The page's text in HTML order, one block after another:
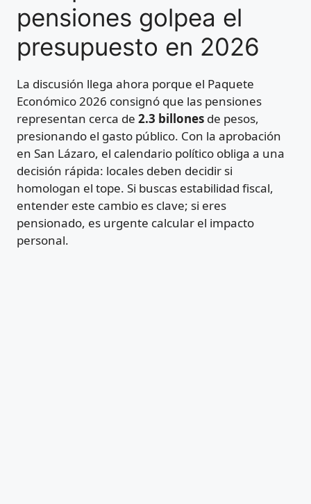
pensiones golpea el
presupuesto en 2026
La discusión llega ahora porque el Paquete
Económico 2026 consignó que las pensiones
representan cerca de 2.3 billones de pesos,
presionando el gasto público. Con la aprobación
en San Lázaro, el calendario político obliga a una
decisión rápida: locales deben decidir si
homologan el tope. Si buscas estabilidad fiscal,
entender este cambio es clave; si eres
pensionado, es urgente calcular el impacto
personal.